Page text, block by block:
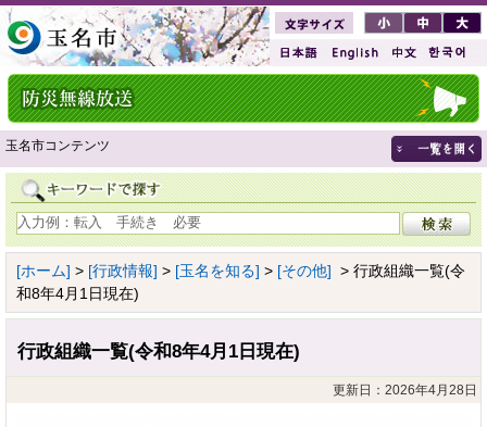
玉名市コンテンツ
[ホーム] > [行政情報] > [玉名を知る] > [その他] > 行政組織一覧(令
和8年4月1日現在)
行政組織一覧(令和8年4月1日現在)
更新日：2026年4月28日